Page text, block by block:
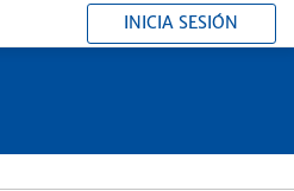
INICIA SESIÓN